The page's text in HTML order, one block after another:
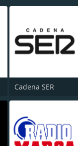
Cadena SER